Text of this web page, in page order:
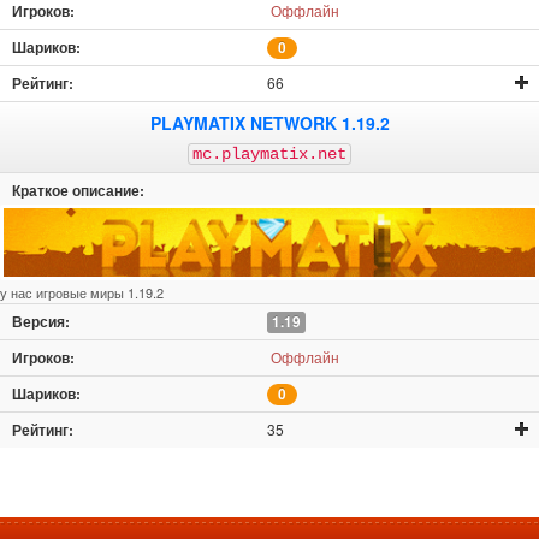
Оффлайн
0
66
PLAYMATIX NETWORK 1.19.2
mc.playmatix.net
у нас игровые миры 1.19.2
1.19
Оффлайн
0
35